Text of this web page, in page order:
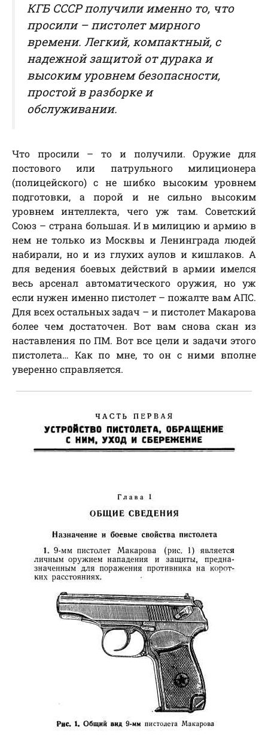
КГБ СССР получили именно то, что
просили – пистолет мирного
времени. Легкий, компактный, с
надежной защитой от дурака и
высоким уровнем безопасности,
простой в разборке и
обслуживании.
Что просили – то и получили. Оружие для
постового или патрульного милиционера
(полицейского) с не шибко высоким уровнем
подготовки, а порой и не сильно высоким
уровнем интеллекта, чего уж там. Советский
Союз – страна большая. И в милицию и армию в
нем не только из Москвы и Ленинграда людей
набирали, но и из глухих аулов и кишлаков. А
для ведения боевых действий в армии имелся
весь арсенал автоматического оружия, но уж
если нужен именно пистолет – пожалте вам АПС.
Для всех остальных задач – и пистолет Макарова
более чем достаточен. Вот вам снова скан из
наставления по ПМ. Вот все цели и задачи этого
пистолета… Как по мне, то он с ними вполне
уверенно справляется.